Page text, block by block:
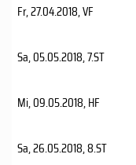
Fr, 27.04.2018, VF
Sa, 05.05.2018, 7.ST
Mi, 09.05.2018, HF
Sa, 26.05.2018, 8.ST